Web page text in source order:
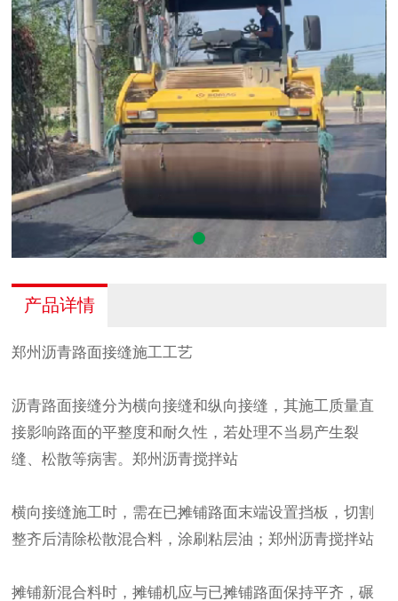
产品详情
郑州沥青路面接缝施工工艺
沥青路面接缝分为横向接缝和纵向接缝，其施工质量直
接影响路面的平整度和耐久性，若处理不当易产生裂
缝、松散等病害。郑州沥青搅拌站
横向接缝施工时，需在已摊铺路面末端设置挡板，切割
整齐后清除松散混合料，涂刷粘层油；郑州沥青搅拌站
摊铺新混合料时，摊铺机应与已摊铺路面保持平齐，碾